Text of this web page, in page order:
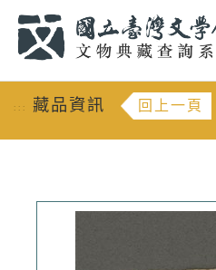
::: 藏品資訊 回上一頁